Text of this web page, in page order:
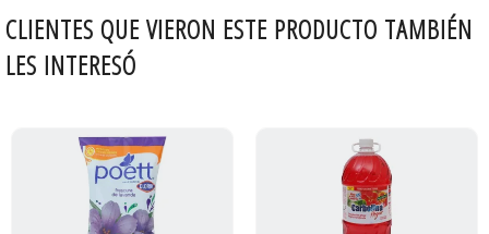
CLIENTES QUE VIERON ESTE PRODUCTO TAMBIÉN
LES INTERESÓ